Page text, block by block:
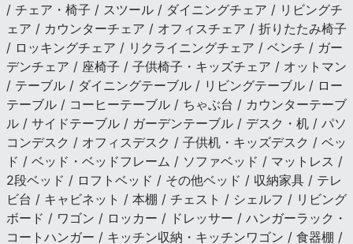
/ チェア・椅子 / スツール / ダイニングチェア / リビングチ
ェア / カウンターチェア / オフィスチェア / 折りたたみ椅子
/ ロッキングチェア / リクライニングチェア / ベンチ / ガー
デンチェア / 座椅子 / 子供椅子・キッズチェア / オットマン
/ テーブル / ダイニングテーブル / リビングテーブル / ロー
テーブル / コーヒーテーブル / ちゃぶ台 / カウンターテーブ
ル / サイドテーブル / ガーデンテーブル / デスク・机 / パソ
コンデスク / オフィスデスク / 子供机・キッズデスク / ベッ
ド / ベッド・ベッドフレーム / ソファベッド / マットレス /
2段ベッド / ロフトベッド / その他ベッド / 収納家具 / テレ
ビ台 / キャビネット / 本棚 / チェスト / シェルフ / リビング
ボード / ワゴン / ロッカー / ドレッサー / ハンガーラック・
コートハンガー / キッチン収納・キッチンワゴン / 食器棚 /